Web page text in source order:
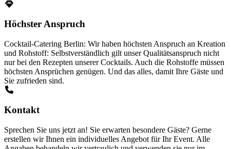
Höchster Anspruch
Cocktail-Catering Berlin: Wir haben höchsten Anspruch an Kreation
und Rohstoff: Selbstverständlich gilt unser Qualitätsanspruch nicht
nur bei den Rezepten unserer Cocktails. Auch die Rohstoffe müssen
höchsten Ansprüchen genügen. Und das alles, damit Ihre Gäste und
Sie zufrieden sind.
Kontakt
Sprechen Sie uns jetzt an! Sie erwarten besondere Gäste? Gerne
erstellen wir Ihnen ein individuelles Angebot für Ihr Event. Alle